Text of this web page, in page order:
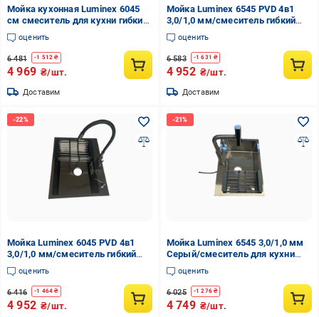
Мойка кухонная Luminex 6045
см смеситель для кухни гибкий
Черный
оценить
6 481 -1 512 ₴
4 969 ₴/шт.
Доставим
Мойка Luminex 6545 PVD 4в1
3,0/1,0 мм/смеситель гибкий
Kraft
оценить
6 583 -1 631 ₴
4 952 ₴/шт.
Доставим
Мойка Luminex 6045 PVD 4в1
3,0/1,0 мм/смеситель гибкий
Kraft
оценить
6 416 -1 464 ₴
4 952 ₴/шт.
Мойка Luminex 6545 3,0/1,0 мм
Серый/смеситель для кухни
Lidz Aria 015FLT с выдвижным
изливом
оценить
6 025 -1 276 ₴
4 749 ₴/шт.